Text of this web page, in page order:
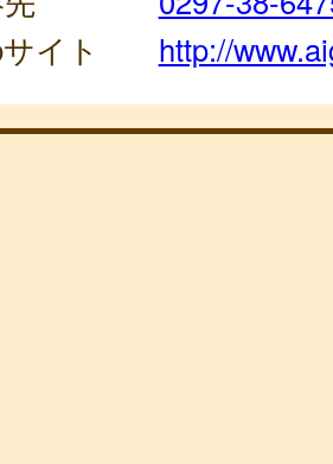
イト
http://